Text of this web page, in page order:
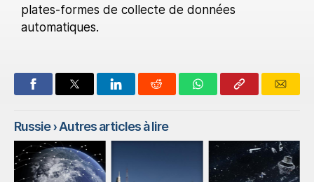
plates-formes de collecte de données
automatiques.
Russie› Autres articles à lire